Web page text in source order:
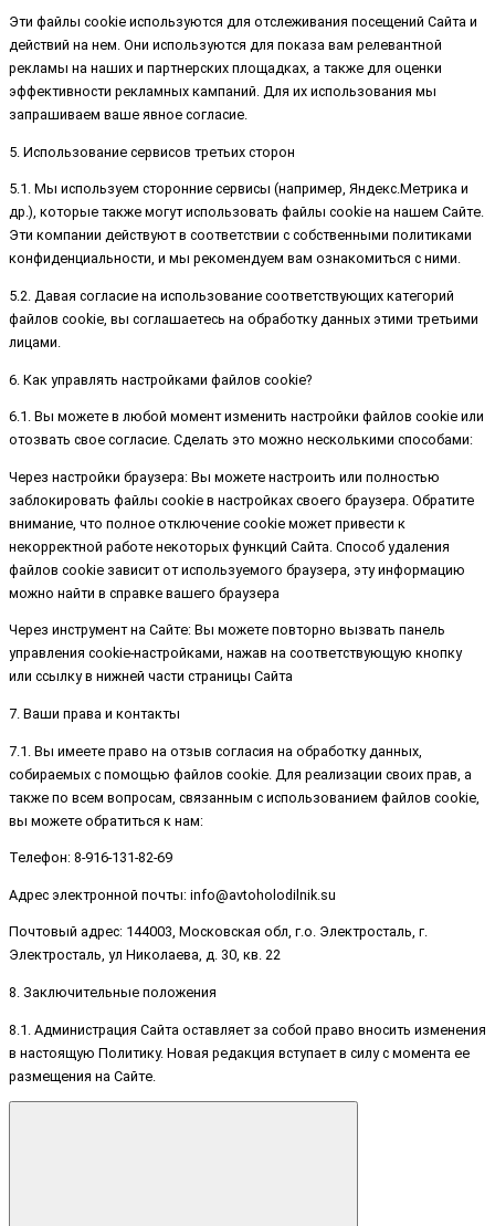
Эти файлы cookie используются для отслеживания посещений Сайта и
действий на нем. Они используются для показа вам релевантной
рекламы на наших и партнерских площадках, а также для оценки
эффективности рекламных кампаний. Для их использования мы
запрашиваем ваше явное согласие.
5. Использование сервисов третьих сторон
5.1. Мы используем сторонние сервисы (например, Яндекс.Метрика и
др.), которые также могут использовать файлы cookie на нашем Сайте.
Эти компании действуют в соответствии с собственными политиками
конфиденциальности, и мы рекомендуем вам ознакомиться с ними.
5.2. Давая согласие на использование соответствующих категорий
файлов cookie, вы соглашаетесь на обработку данных этими третьими
лицами.
6. Как управлять настройками файлов cookie?
6.1. Вы можете в любой момент изменить настройки файлов cookie или
отозвать свое согласие. Сделать это можно несколькими способами:
Через настройки браузера: Вы можете настроить или полностью
заблокировать файлы cookie в настройках своего браузера. Обратите
внимание, что полное отключение cookie может привести к
некорректной работе некоторых функций Сайта. Способ удаления
файлов cookie зависит от используемого браузера, эту информацию
можно найти в справке вашего браузера
Через инструмент на Сайте: Вы можете повторно вызвать панель
управления cookie-настройками, нажав на соответствующую кнопку
или ссылку в нижней части страницы Сайта
7. Ваши права и контакты
7.1. Вы имеете право на отзыв согласия на обработку данных,
собираемых с помощью файлов cookie. Для реализации своих прав, а
также по всем вопросам, связанным с использованием файлов cookie,
вы можете обратиться к нам:
Телефон: 8-916-131-82-69
Адрес электронной почты: info@avtoholodilnik.su
Почтовый адрес: 144003, Московская обл, г.о. Электросталь, г.
Электросталь, ул Николаева, д. 30, кв. 22
8. Заключительные положения
8.1. Администрация Сайта оставляет за собой право вносить изменения
в настоящую Политику. Новая редакция вступает в силу с момента ее
размещения на Сайте.